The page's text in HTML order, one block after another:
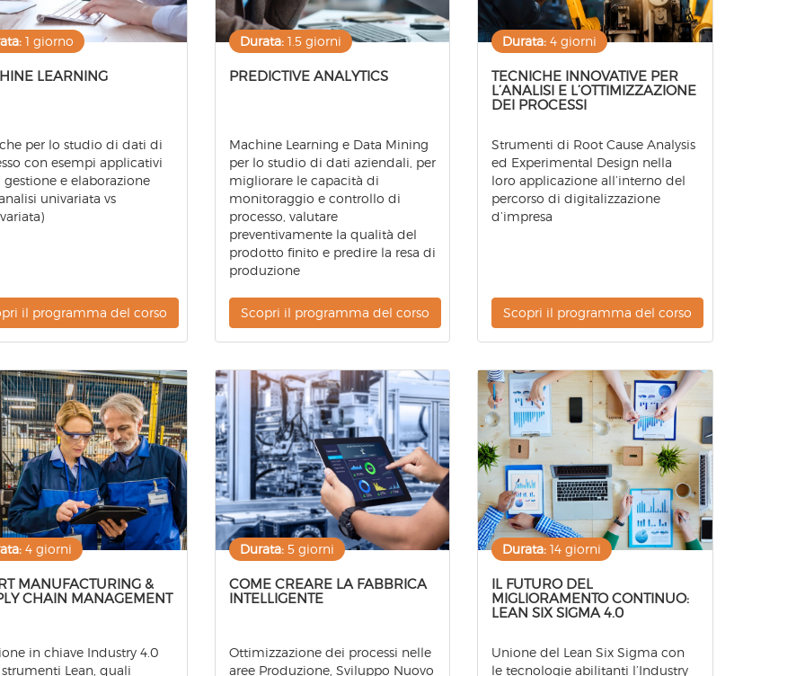
1 giorno
LEARNING
per lo studio di dati di
con esempi applicativi
gestione e elaborazione
univariata vs
il programma del corso
Durata:1.5 giorni
PREDICTIVE ANALYTICS
Machine Learning e Data Mining
per lo studio di dati aziendali, per
migliorare le capacità di
monitoraggio e controllo di
processo, valutare
preventivamente la qualità del
prodotto finito e predire la resa di
produzione
Scopri il programma del corso
Durata: 4 giorni
TECNICHE INNOVATIVE PER
L’ANALISI E L’OTTIMIZZAZIONE
DEI PROCESSI
Strumenti di Root Cause Analysis
ed Experimental Design nella
loro applicazione all’interno del
percorso di digitalizzazione
d’impresa
Scopri il programma del corso
4 giorni
MANUFACTURING &
CHAIN MANAGEMENT
in chiave Industry 4.0
Lean, quali
Durata:5 giorni
COME CREARE LA FABBRICA
INTELLIGENTE
Ottimizzazione dei processi nelle
aree Produzione, Sviluppo Nuovo
Durata: 14 giorni
IL FUTURO DEL
MIGLIORAMENTO CONTINUO:
LEAN SIX SIGMA 4.0
Unione del Lean Six Sigma con
le tecnologie abilitanti l’Industry